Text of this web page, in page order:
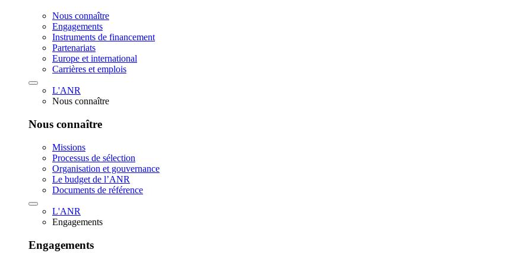
Nous connaître
Engagements
Instruments de financement
Partenariats
Europe et international
Carrières et emplois
L'ANR
Nous connaître
Nous connaître
Missions
Processus de sélection
Organisation et gouvernance
Le budget de l’ANR
Documents de référence
L'ANR
Engagements
Engagements